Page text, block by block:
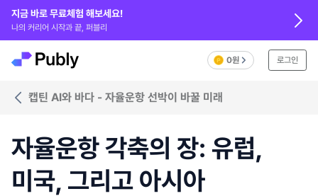
지금 바로 무료체험 해보세요!
나의 커리어 시작과 끝, 퍼블리
0원 로그인
캡틴 AI와 바다 - 자율운항 선박이 바꿀 미래
자율운항 각축의 장: 유럽,
미국, 그리고 아시아